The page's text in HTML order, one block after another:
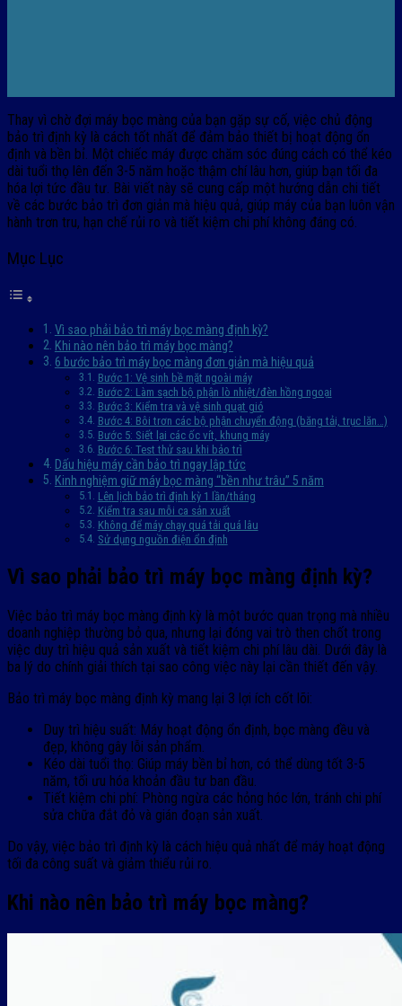
Thay vì chờ đợi máy bọc màng của bạn gặp sự cố, việc chủ động
bảo trì định kỳ là cách tốt nhất để đảm bảo thiết bị hoạt động ổn
định và bền bỉ. Một chiếc máy được chăm sóc đúng cách có thể kéo
dài tuổi thọ lên đến 3-5 năm hoặc thậm chí lâu hơn, giúp bạn tối đa
hóa lợi tức đầu tư. Bài viết này sẽ cung cấp một hướng dẫn chi tiết
về các bước bảo trì đơn giản mà hiệu quả, giúp máy của bạn luôn vận
hành trơn tru, hạn chế rủi ro và tiết kiệm chi phí không đáng có.
Mục Lục
Vì sao phải bảo trì máy bọc màng định kỳ?
Khi nào nên bảo trì máy bọc màng?
6 bước bảo trì máy bọc màng đơn giản mà hiệu quả
Bước 1: Vệ sinh bề mặt ngoài máy
Bước 2: Làm sạch bộ phận lò nhiệt/đèn hồng ngoại
Bước 3: Kiểm tra và vệ sinh quạt gió
Bước 4: Bôi trơn các bộ phận chuyển động (băng tải, trục lăn…)
Bước 5: Siết lại các ốc vít, khung máy
Bước 6: Test thử sau khi bảo trì
Dấu hiệu máy cần bảo trì ngay lập tức
Kinh nghiệm giữ máy bọc màng “bền như trâu” 5 năm
Lên lịch bảo trì định kỳ 1 lần/tháng
Kiểm tra sau mỗi ca sản xuất
Không để máy chạy quá tải quá lâu
Sử dụng nguồn điện ổn định
Vì sao phải bảo trì máy bọc màng định kỳ?
Việc bảo trì máy bọc màng định kỳ là một bước quan trọng mà nhiều
doanh nghiệp thường bỏ qua, nhưng lại đóng vai trò then chốt trong
việc duy trì hiệu quả sản xuất và tiết kiệm chi phí lâu dài. Dưới đây là
ba lý do chính giải thích tại sao công việc này lại cần thiết đến vậy.
Bảo trì máy bọc màng định kỳ mang lại 3 lợi ích cốt lõi:
Duy trì hiệu suất: Máy hoạt động ổn định, bọc màng đều và
đẹp, không gây lỗi sản phẩm.
Kéo dài tuổi thọ: Giúp máy bền bỉ hơn, có thể dùng tốt 3-5
năm, tối ưu hóa khoản đầu tư ban đầu.
Tiết kiệm chi phí: Phòng ngừa các hỏng hóc lớn, tránh chi phí
sửa chữa đắt đỏ và gián đoạn sản xuất.
Do vậy, việc bảo trì định kỳ là cách hiệu quả nhất để máy hoạt động
tối đa công suất và giảm thiểu rủi ro.
Khi nào nên bảo trì máy bọc màng?